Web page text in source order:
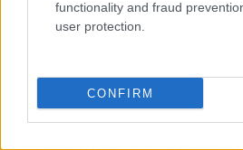
functionality and fraud
user protection.
CONFIRM
NEWS